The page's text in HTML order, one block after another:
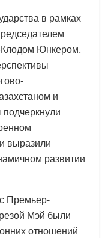
в рамках
Юнкером.
и
выразили
развитии
Премьер-
Мэй были
отношений